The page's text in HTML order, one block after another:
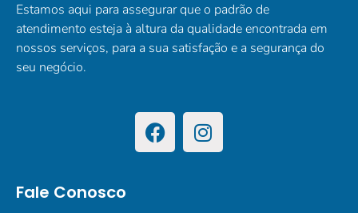
Estamos aqui para assegurar que o padrão de
atendimento esteja à altura da qualidade encontrada em
nossos serviços, para a sua satisfação e a segurança do
seu negócio.
Fale Conosco